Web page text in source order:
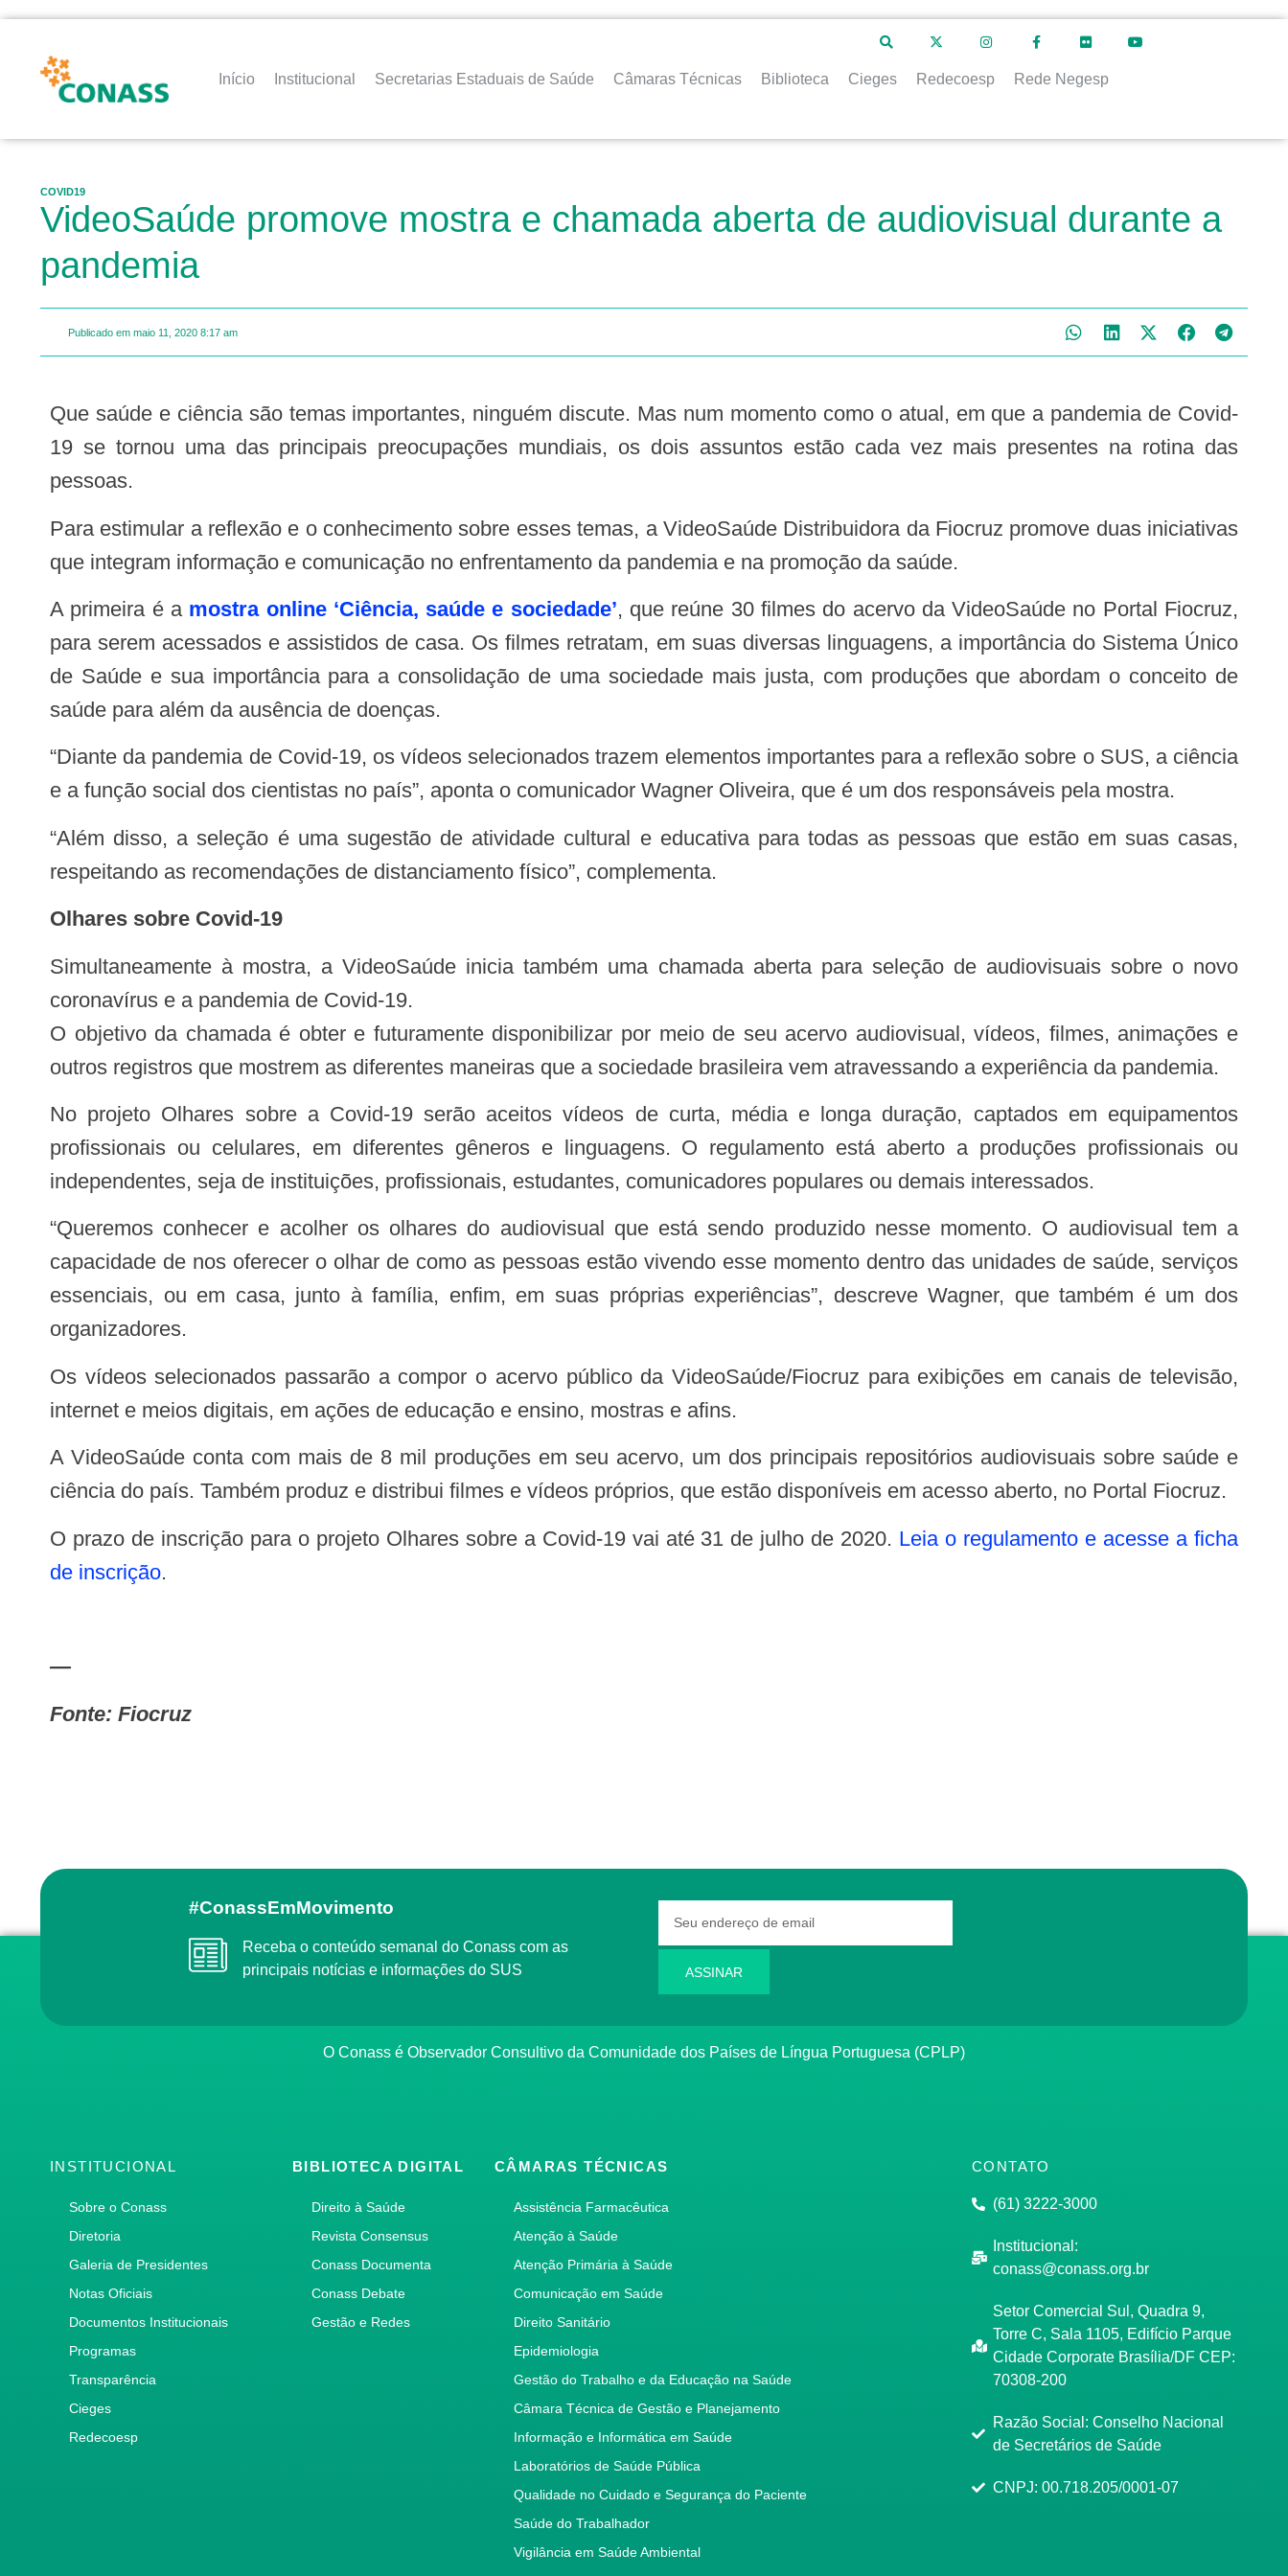
Início Institucional Secretarias Estaduais de Saúde Câmaras Técnicas Biblioteca Cieges Redecoesp Rede Negesp
COVID19
VideoSaúde promove mostra e chamada aberta de audiovisual durante a
pandemia
Publicado em maio 11, 2020 8:17 am
Que saúde e ciência são temas importantes, ninguém discute. Mas num momento como o atual, em que a pandemia de Covid-
19 se tornou uma das principais preocupações mundiais, os dois assuntos estão cada vez mais presentes na rotina das
pessoas.
Para estimular a reflexão e o conhecimento sobre esses temas, a VideoSaúde Distribuidora da Fiocruz promove duas iniciativas
que integram informação e comunicação no enfrentamento da pandemia e na promoção da saúde.
A primeira é a mostra online ‘Ciência, saúde e sociedade’, que reúne 30 filmes do acervo da VideoSaúde no Portal Fiocruz,
para serem acessados e assistidos de casa. Os filmes retratam, em suas diversas linguagens, a importância do Sistema Único
de Saúde e sua importância para a consolidação de uma sociedade mais justa, com produções que abordam o conceito de
saúde para além da ausência de doenças.
“Diante da pandemia de Covid-19, os vídeos selecionados trazem elementos importantes para a reflexão sobre o SUS, a ciência
e a função social dos cientistas no país”, aponta o comunicador Wagner Oliveira, que é um dos responsáveis pela mostra.
“Além disso, a seleção é uma sugestão de atividade cultural e educativa para todas as pessoas que estão em suas casas,
respeitando as recomendações de distanciamento físico”, complementa.
Olhares sobre Covid-19
Simultaneamente à mostra, a VideoSaúde inicia também uma chamada aberta para seleção de audiovisuais sobre o novo
coronavírus e a pandemia de Covid-19.
O objetivo da chamada é obter e futuramente disponibilizar por meio de seu acervo audiovisual, vídeos, filmes, animações e
outros registros que mostrem as diferentes maneiras que a sociedade brasileira vem atravessando a experiência da pandemia.
No projeto Olhares sobre a Covid-19 serão aceitos vídeos de curta, média e longa duração, captados em equipamentos
profissionais ou celulares, em diferentes gêneros e linguagens. O regulamento está aberto a produções profissionais ou
independentes, seja de instituições, profissionais, estudantes, comunicadores populares ou demais interessados.
“Queremos conhecer e acolher os olhares do audiovisual que está sendo produzido nesse momento. O audiovisual tem a
capacidade de nos oferecer o olhar de como as pessoas estão vivendo esse momento dentro das unidades de saúde, serviços
essenciais, ou em casa, junto à família, enfim, em suas próprias experiências”, descreve Wagner, que também é um dos
organizadores.
Os vídeos selecionados passarão a compor o acervo público da VideoSaúde/Fiocruz para exibições em canais de televisão,
internet e meios digitais, em ações de educação e ensino, mostras e afins.
A VideoSaúde conta com mais de 8 mil produções em seu acervo, um dos principais repositórios audiovisuais sobre saúde e
ciência do país. Também produz e distribui filmes e vídeos próprios, que estão disponíveis em acesso aberto, no Portal Fiocruz.
O prazo de inscrição para o projeto Olhares sobre a Covid-19 vai até 31 de julho de 2020. Leia o regulamento e acesse a ficha
de inscrição.
—
Fonte: Fiocruz
#ConassEmMovimento
Receba o conteúdo semanal do Conass com as
principais notícias e informações do SUS
ASSINAR
O Conass é Observador Consultivo da Comunidade dos Países de Língua Portuguesa (CPLP)
INSTITUCIONAL
Sobre o Conass
Diretoria
Galeria de Presidentes
Notas Oficiais
Documentos Institucionais
Programas
Transparência
Cieges
Redecoesp
BIBLIOTECA DIGITAL
Direito à Saúde
Revista Consensus
Conass Documenta
Conass Debate
Gestão e Redes
CÂMARAS TÉCNICAS
Assistência Farmacêutica
Atenção à Saúde
Atenção Primária à Saúde
Comunicação em Saúde
Direito Sanitário
Epidemiologia
Gestão do Trabalho e da Educação na Saúde
Câmara Técnica de Gestão e Planejamento
Informação e Informática em Saúde
Laboratórios de Saúde Pública
Qualidade no Cuidado e Segurança do Paciente
Saúde do Trabalhador
Vigilância em Saúde Ambiental
CONTATO
(61) 3222-3000
Institucional:
conass@conass.org.br
Setor Comercial Sul, Quadra 9,
Torre C, Sala 1105, Edifício Parque
Cidade Corporate Brasília/DF CEP:
70308-200
Razão Social: Conselho Nacional
de Secretários de Saúde
CNPJ: 00.718.205/0001-07